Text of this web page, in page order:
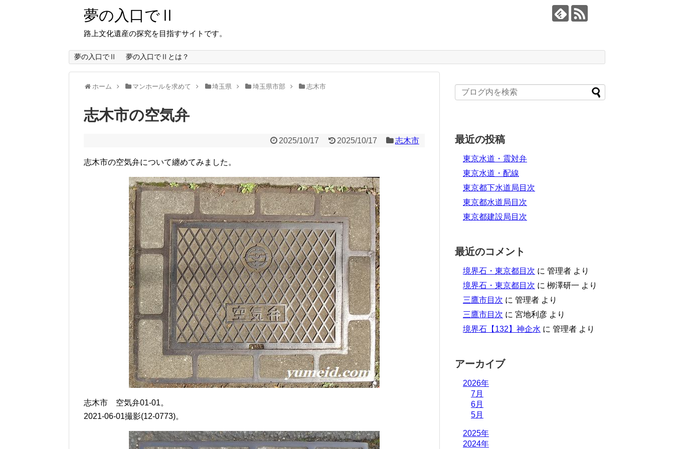
夢の入口でⅡ
路上文化遺産の探究を目指すサイトです。
夢の入口でⅡ 夢の入口でⅡとは？
ホーム マンホールを求めて 埼玉県 埼玉県市部 志木市
志木市の空気弁
2025/10/17 2025/10/17 志木市
志木市の空気弁について纏めてみました。
志木市 空気弁01-01。
2021-06-01撮影(12-0773)。
最近の投稿
東京水道・震対弁
東京水道・配線
東京都下水道局目次
東京都水道局目次
東京都建設局目次
最近のコメント
境界石・東京都目次 に 管理者 より
境界石・東京都目次 に 栁澤研一 より
三鷹市目次 に 管理者 より
三鷹市目次 に 宮地利彦 より
境界石【132】神企水 に 管理者 より
アーカイブ
2026年
7月
6月
5月
2025年
2024年